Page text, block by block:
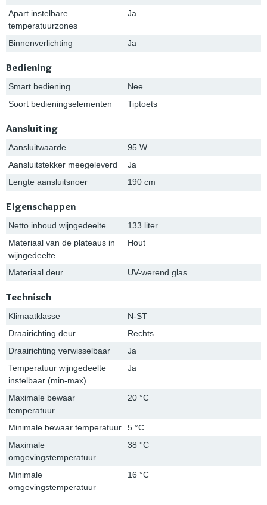
Apart instelbare
temperatuurzones
Ja
Binnenverlichting Ja
Bediening
Smart bediening
Nee
Soort bedieningselementen
Tiptoets
Aansluiting
Aansluitwaarde
95 W
Aansluitstekker meegeleverd
Ja
Lengte aansluitsnoer
190 cm
Eigenschappen
Netto inhoud wijngedeelte
133 liter
Materiaal van de plateaus in
wijngedeelte
Hout
Materiaal deur UV-werend glas
Technisch
Klimaatklasse
N-ST
Draairichting deur
Rechts
Draairichting verwisselbaar
Ja
Temperatuur wijngedeelte
instelbaar (min-max)
Ja
Maximale bewaar
temperatuur
20 °C
Minimale bewaar temperatuur
5 °C
Maximale
omgevingstemperatuur
38 °C
Minimale
omgevingstemperatuur
16 °C